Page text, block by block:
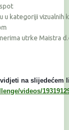
u kategoriji vizualnih
utrke Maistra
na slijedećem
videos/